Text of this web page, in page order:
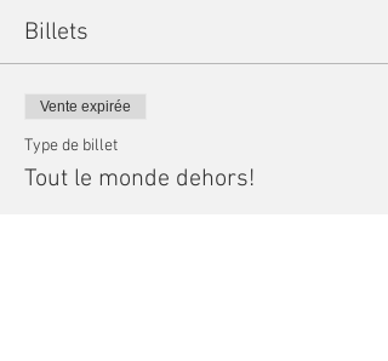
Billets
Vente expirée
Type de billet
Tout le monde dehors!